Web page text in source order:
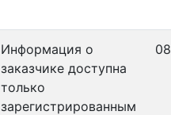
Информация о
заказчике доступна
только
зарегистрированным